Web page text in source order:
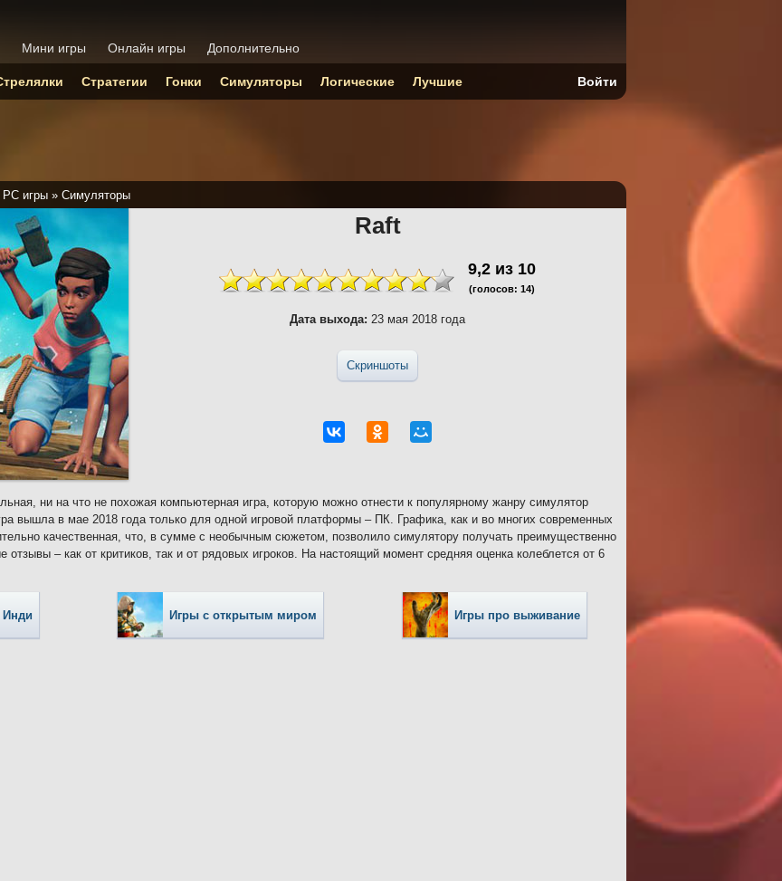
PC игры » Симуляторы
Raft
9,2 из 10
(голосов: 14)
Дата выхода: 23 мая 2018 года
Скриншоты
ни на что не похожая компьютерная игра, которую можно отнести к популярному жанру симулятор
вышла в мае 2018 года только для одной игровой платформы – ПК. Графика, как и во многих современных
качественная, что, в сумме с необычным сюжетом, позволило симулятору получать преимущественно
отзывы – как от критиков, так и от рядовых игроков. На настоящий момент средняя оценка колеблется от 6
Инди Игры с открытым миром Игры про выживание
Мини игры Онлайн игры Дополнительно
Стратегии Гонки Симуляторы Логические Лучшие Войти